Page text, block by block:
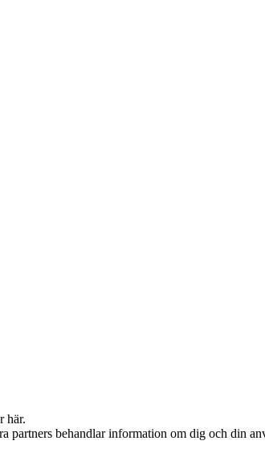
här.
partners behandlar information om dig och din